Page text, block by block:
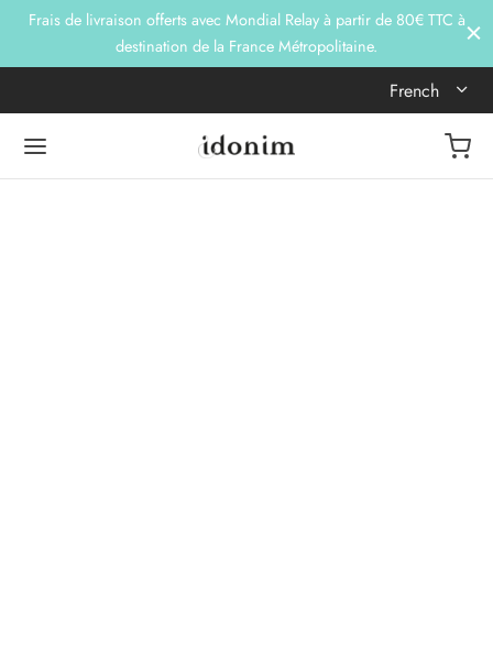
Frais de livraison offerts avec Mondial Relay à partir de 80€ TTC à
destination de la France Métropolitaine.
French